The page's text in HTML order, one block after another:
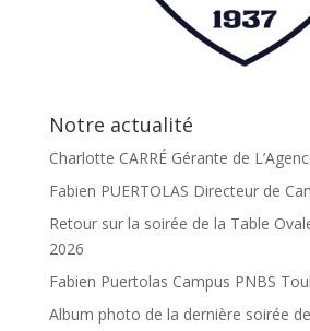
Notre actualité
Charlotte CARRÉ Gérante de
Fabien PUERTOLAS Directeur de
Retour sur la soirée de la Table
2026
Fabien Puertolas Campus PNBS
Album photo de la dernière soirée